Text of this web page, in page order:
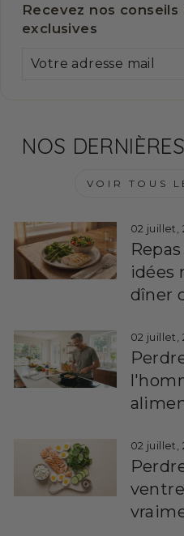
Recevez nos
exclusives
ADRESSE
NOS
VOIR TOUS
02 juillet,
idées
dîner
02 juillet,
02 juillet,